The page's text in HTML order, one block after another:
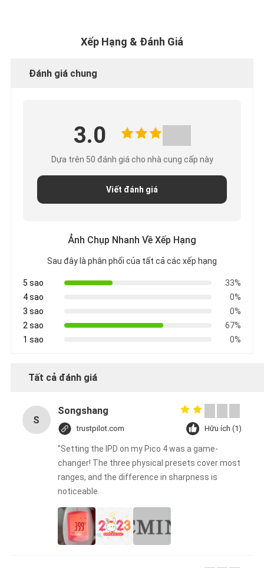
Xếp Hạng & Đánh Giá
Đánh giá chung
3.0
Dựa trên 50 đánh giá cho nhà cung cấp này
Viết đánh giá
Ảnh Chụp Nhanh Về Xếp Hạng
Sau đây là phân phối của tất cả các xếp hạng
5 sao
33%
4 sao
0%
3 sao
0%
2 sao
67%
1 sao
0%
Tất cả đánh giá
S
Songshang
trustpilot.com Hữu ích (1)
"Setting the IPD on my Pico 4 was a game-
changer! The three physical presets cover most
ranges, and the difference in sharpness is
noticeable.